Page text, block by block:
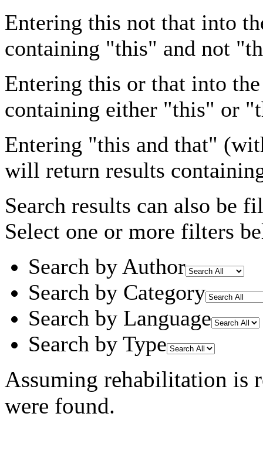
Entering this not that into
containing "this" and not
Entering this or that into
containing either "this" or
Entering "this and that"
will return results
Search results can also be
Select one or more filters
Search by Author
Search by Category
Search by Language
Search by Type
Assuming rehabilitation is
were found.